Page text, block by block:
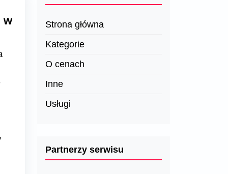
w
Strona główna
Kategorie
O cenach
Inne
Usługi
Partnerzy serwisu